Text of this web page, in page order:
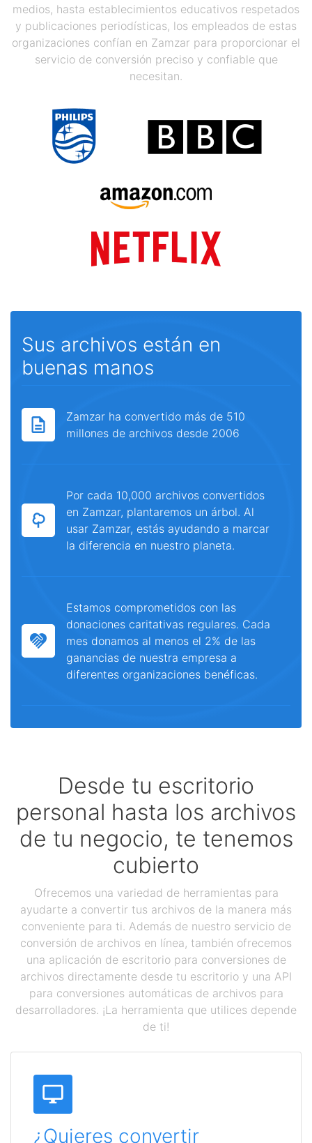
medios, hasta establecimientos educativos respetados
y publicaciones periodísticas, los empleados de estas
organizaciones confían en Zamzar para proporcionar el
servicio de conversión preciso y confiable que
necesitan.
Sus archivos están en
buenas manos
Zamzar ha convertido más de 510
millones de archivos desde 2006
Por cada 10,000 archivos convertidos
en Zamzar, plantaremos un árbol. Al
usar Zamzar, estás ayudando a marcar
la diferencia en nuestro planeta.
Estamos comprometidos con las
donaciones caritativas regulares. Cada
mes donamos al menos el 2% de las
ganancias de nuestra empresa a
diferentes organizaciones benéficas.
Desde tu escritorio
personal hasta los archivos
de tu negocio, te tenemos
cubierto
Ofrecemos una variedad de herramientas para
ayudarte a convertir tus archivos de la manera más
conveniente para ti. Además de nuestro servicio de
conversión de archivos en línea, también ofrecemos
una aplicación de escritorio para conversiones de
archivos directamente desde tu escritorio y una API
para conversiones automáticas de archivos para
desarrolladores. ¡La herramienta que utilices depende
de ti!
¿Quieres convertir